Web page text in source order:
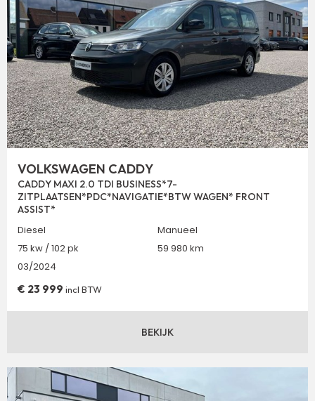
VOLKSWAGEN CADDY
CADDY MAXI 2.0 TDI BUSINESS*7-
ZITPLAATSEN*PDC*NAVIGATIE*BTW WAGEN* FRONT
ASSIST*
Diesel
Manueel
75 kw / 102 pk
59 980 km
03/2024
€ 23 999 incl BTW
BEKIJK